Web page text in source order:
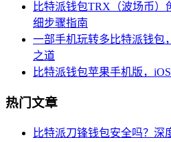
比特派钱包TRX（波场币
细步骤指南
一部手机玩转多比特派钱包
之道
比特派钱包苹果手机版，
热门文章
比特派刀锋钱包安全吗？深